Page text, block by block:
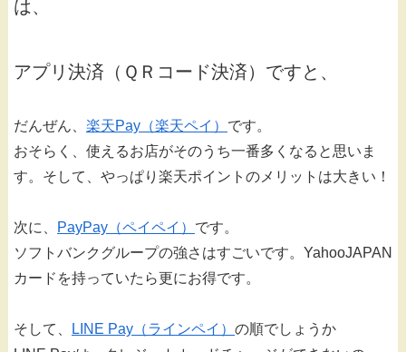
は、
アプリ決済（ＱＲコード決済）ですと、
だんぜん、 楽天Pay（楽天ペイ） です。
おそらく、使えるお店がそのうち一番多くなると思いま
す。そして、やっぱり楽天ポイントのメリットは大きい！
次に、 PayPay（ペイペイ） です。
ソフトバンクグループの強さはすごいです。YahooJAPAN
カードを持っていたら更にお得です。
そして、 LINE Pay（ラインペイ） の順でしょうか